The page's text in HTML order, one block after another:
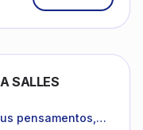
SALLES
pensamentos,